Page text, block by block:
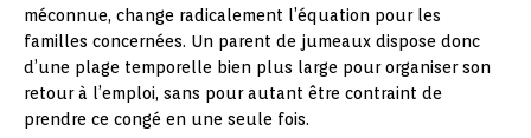
méconnue, change radicalement l’équation pour les
familles concernées. Un parent de jumeaux dispose donc
d’une plage temporelle bien plus large pour organiser son
retour à l’emploi, sans pour autant être contraint de
prendre ce congé en une seule fois.